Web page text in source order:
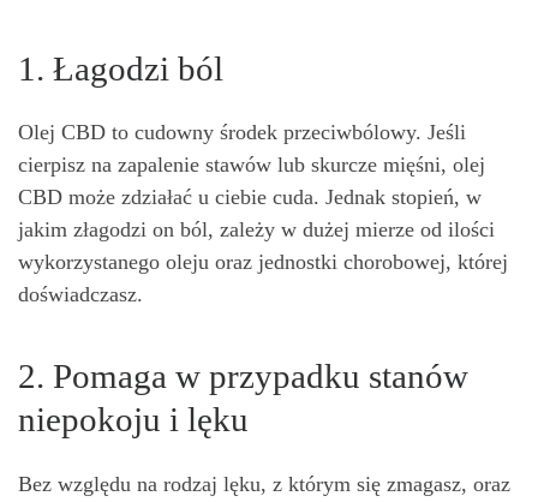
1. Łagodzi ból
Olej CBD to cudowny środek przeciwbólowy. Jeśli
cierpisz na zapalenie stawów lub skurcze mięśni, olej
CBD może zdziałać u ciebie cuda. Jednak stopień, w
jakim złagodzi on ból, zależy w dużej mierze od ilości
wykorzystanego oleju oraz jednostki chorobowej, której
doświadczasz.
2. Pomaga w przypadku stanów
niepokoju i lęku
Bez względu na rodzaj lęku, z którym się zmagasz, oraz